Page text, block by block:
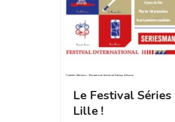
Le Festival
Lille !